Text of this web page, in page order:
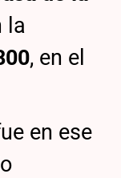
la
, en el
en ese